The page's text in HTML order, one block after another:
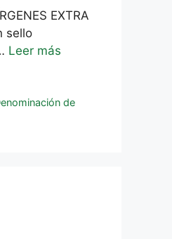
EXTRA
sello
Leer más
de